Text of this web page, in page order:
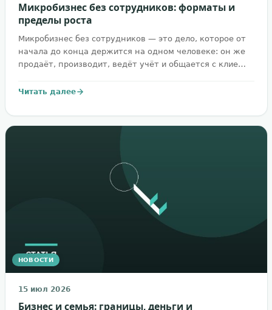
Микробизнес без сотрудников: форматы и
пределы роста
Микробизнес без сотрудников — это дело, которое от
начала до конца держится на одном человеке: он же
продаёт, производит, ведёт учёт и общается с клие…
Читать далее
НОВОСТИ
15 июл 2026
Бизнес и семья: границы, деньги и